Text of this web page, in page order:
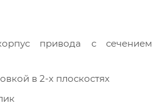
привода с сечением
в 2-х плоскостях